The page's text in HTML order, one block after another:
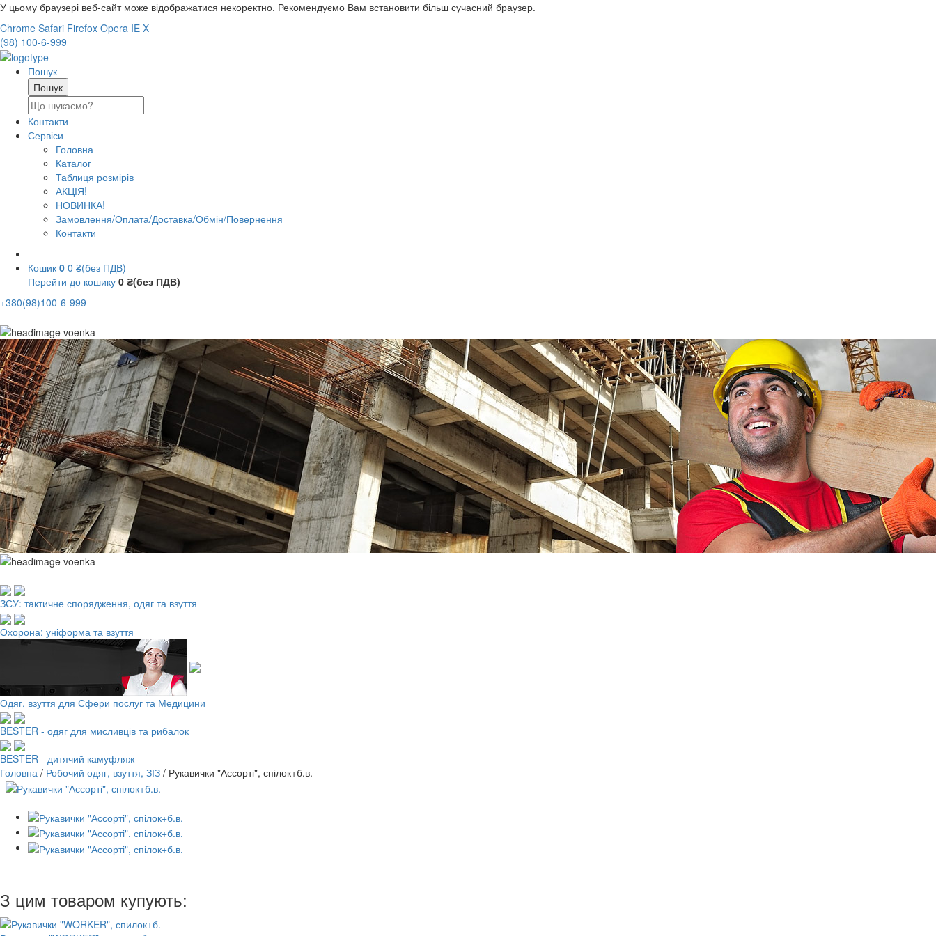
У цьому браузері веб-сайт може відображатися некоректно. Рекомендуємо Вам встановити більш сучасний браузер.
Chrome Safari Firefox Opera IE X
(98) 100-6-999
Пошук
Контакти
Сервіси
Головна
Каталог
Таблиця розмірів
АКЦІЯ!
НОВИНКА!
Замовлення/Оплата/Доставка/Обмін/Повернення
Контакти
Кошик 0 0 ₴(без ПДВ)
Перейти до кошику 0 ₴(без ПДВ)
+380(98)100-6-999
ЗСУ: тактичне спорядження, одяг та взуття
Охорона: уніформа та взуття
Одяг, взуття для Сфери послуг та Медицини
BESTER - одяг для мисливців та рибалок
BESTER - дитячий камуфляж
Головна / Робочий одяг, взуття, ЗІЗ / Рукавички "Ассорті", спілок+б.в.
З цим товаром купують: